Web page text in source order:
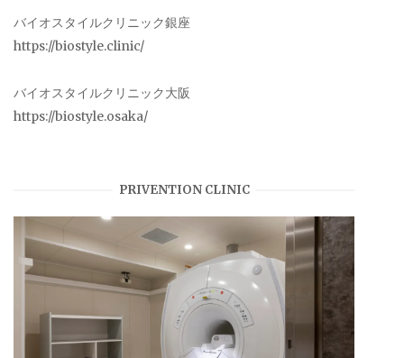
バイオスタイルクリニック銀座
https://biostyle.clinic/
バイオスタイルクリニック大阪
https://biostyle.osaka/
PRIVENTION CLINIC